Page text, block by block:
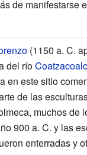
de manifestarse
(1150 a. C.
del río
en este sitio
de las
muchos de
900 a. C. y las
enterradas y